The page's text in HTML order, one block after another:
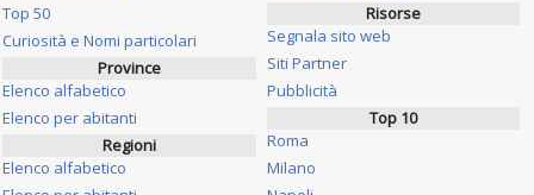
Top 50
Curiosità e Nomi particolari
Province
Elenco alfabetico
Elenco per abitanti
Regioni
Elenco alfabetico
Risorse
Segnala sito web
Siti Partner
Pubblicità
Top 10
Roma
Milano